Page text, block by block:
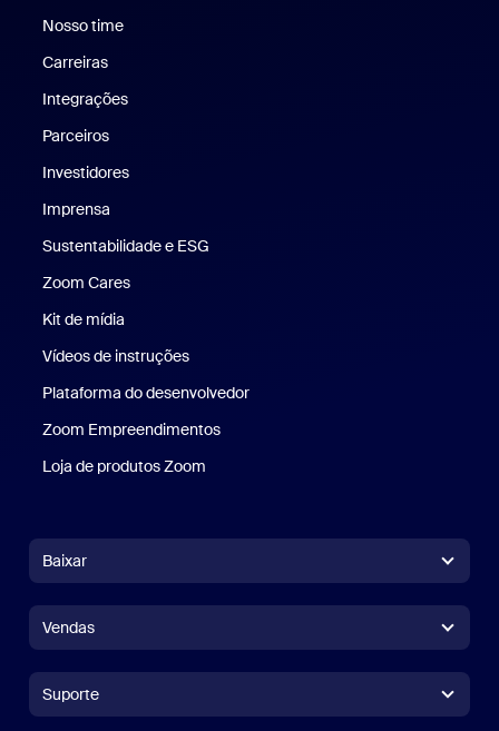
Nosso time
Carreiras
Integrações
Parceiros
Investidores
Imprensa
Sustentabilidade e ESG
Zoom Cares
Kit de mídia
Vídeos de instruções
Plataforma do desenvolvedor
Zoom Empreendimentos
Loja de produtos Zoom
Baixar
Aplicativo Zoom RoomsAplicativo Zoom Rooms
Controlador do Zoom Rooms
Vendas
Falar com a equipe de vendas
Suporte
Suporte